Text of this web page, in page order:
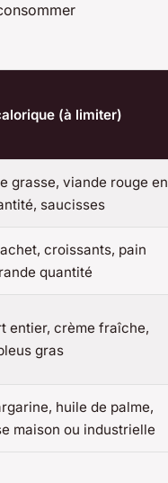
(à limiter)
grasse, viande rouge en
saucisses
croissants, pain
quantité
entier, crème fraîche,
gras
huile de palme,
maison ou industrielle